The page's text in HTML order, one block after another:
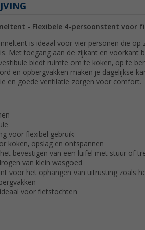
- Flexibele 4-persoonstent voor
is ideaal voor vier personen die
Met toegang aan de zijkant en voorkant
biedt ruimte om te koken, op te
en opbergvakken maken je dagelijkse
en goede ventilatie zorgen voor comfort.
voor flexibel gebruik
koken, opslag en ontspannen
bevestigen van een luifel met stuur of
van klein wasgoed
voor het ophangen van uitrusting zoals
voor fietstochten